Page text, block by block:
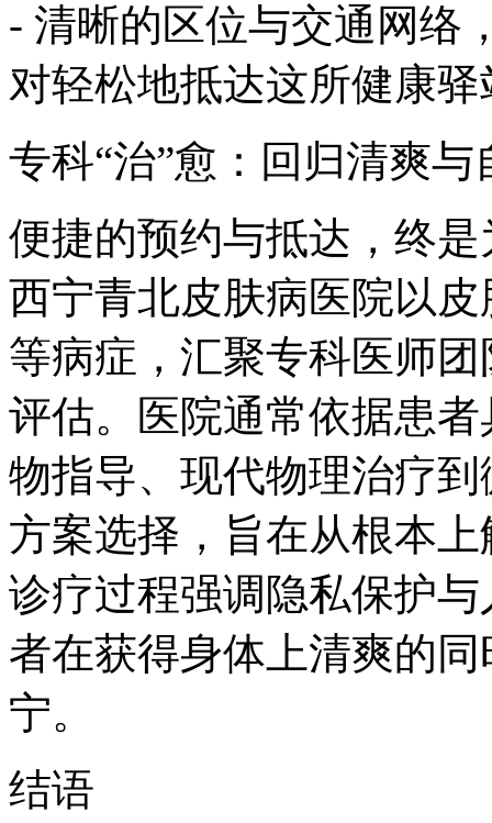
- 清晰的区位与交通网络
对轻松地抵达这所健康
专科“治”愈：回归清爽与
便捷的预约与抵达，终
西宁青北皮肤病医院以
等病症，汇聚专科医师
评估。医院通常依据患
物指导、现代物理治疗
方案选择，旨在从根本
诊疗过程强调隐私保护
者在获得身体上清爽的
宁。
结语